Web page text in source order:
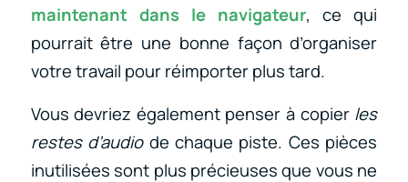
maintenant dans le navigateur, ce qui
pourrait être une bonne façon d’organiser
votre travail pour réimporter plus tard.
Vous devriez également penser à copier les
restes d’audiode chaque piste. Ces pièces
inutilisées sont plus précieuses que vous ne